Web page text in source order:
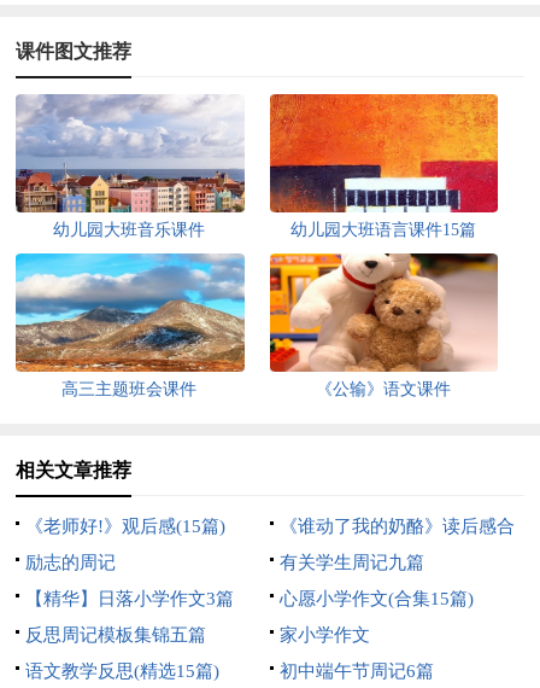
课件图文推荐
幼儿园大班音乐课件 幼儿园大班语言课件15篇
高三主题班会课件 《公输》语文课件
相关文章推荐
《老师好!》观后感(15篇)
《谁动了我的奶酪》读后感合
集15篇
励志的周记
有关学生周记九篇
【精华】日落小学作文3篇
心愿小学作文(合集15篇)
反思周记模板集锦五篇
家小学作文
语文教学反思(精选15篇)
初中端午节周记6篇